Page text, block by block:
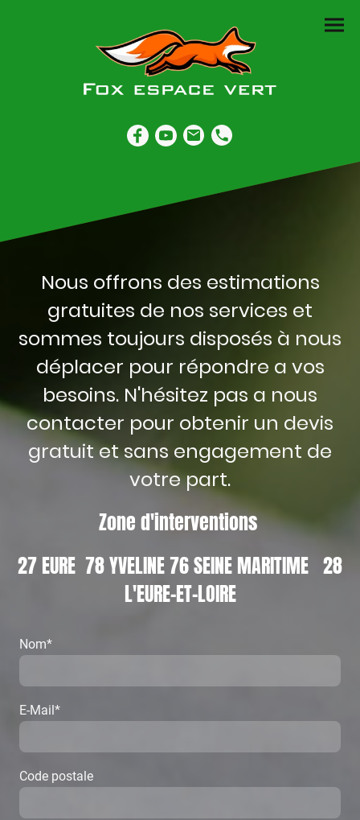
Nous offrons des estimations
gratuites de nos services et
sommes toujours disposés à nous
déplacer pour répondre a vos
besoins. N'hésitez pas a nous
contacter pour obtenir un devis
gratuit et sans engagement de
votre part.
Zone d'interventions
27 EURE 78 YVELINE 76 SEINE MARITIME 28
L'EURE-ET-LOIRE
Nom*
E-Mail*
Code postale